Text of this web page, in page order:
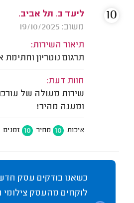
ליעד ב. תל אביב.
משוב: 19/10/2025
תיאור השירות:
תרגום נוטריון וחתימת
חוות דעת:
שירות מעולה של
ומענה מהיר!
איכות 10 מחיר 10 זמנים
10
כשאנו בודקים עסק
לוקחים מהעסק צילומי